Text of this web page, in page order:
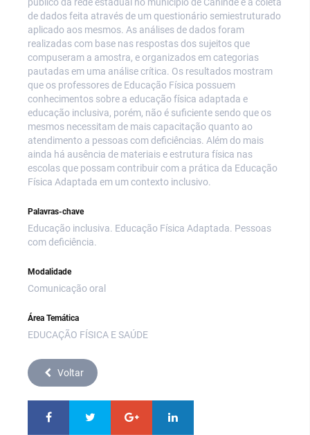
de dados feita através de um questionário semiestruturado
aplicado aos mesmos. As análises de dados foram
realizadas com base nas respostas dos sujeitos que
compuseram a amostra, e organizados em categorias
pautadas em uma análise crítica. Os resultados mostram
que os professores de Educação Física possuem
conhecimentos sobre a educação física adaptada e
educação inclusiva, porém, não é suficiente sendo que os
mesmos necessitam de mais capacitação quanto ao
atendimento a pessoas com deficiências. Além do mais
ainda há ausência de materiais e estrutura física nas
escolas que possam contribuir com a prática da Educação
Física Adaptada em um contexto inclusivo.
Palavras-chave
Educação inclusiva. Educação Física Adaptada. Pessoas
com deficiência.
Modalidade
Comunicação oral
Área Temática
EDUCAÇÃO FÍSICA E SAÚDE
Voltar